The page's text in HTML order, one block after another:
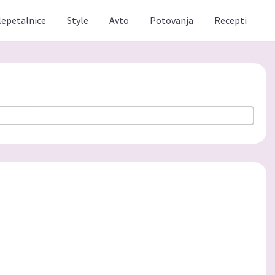
Style Avto Potovanja Recepti